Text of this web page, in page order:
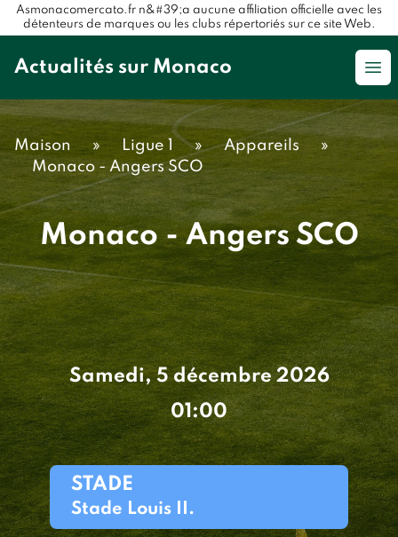
Asmonacomercato.fr n&#39;a aucune affiliation officielle avec les
détenteurs de marques ou les clubs répertoriés sur ce site Web.
Actualités sur Monaco
Maison » Ligue 1 » Appareils
»
Monaco - Angers SCO
Monaco - Angers SCO
Samedi, 5 décembre 2026
01:00
STADE
Stade Louis II.